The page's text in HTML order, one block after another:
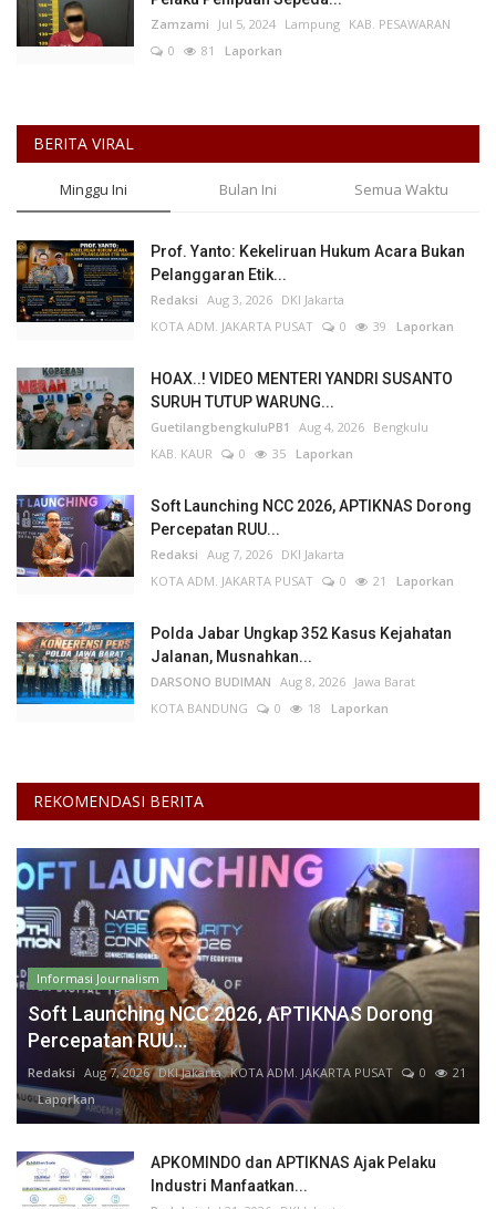
Zamzami Jul 5, 2024 Lampung KAB. PESAWARAN
0
81 Laporkan
BERITA VIRAL
Minggu Ini Bulan Ini Semua Waktu
Prof. Yanto: Kekeliruan Hukum Acara Bukan
Pelanggaran Etik...
Redaksi Aug 3, 2026 DKI Jakarta
KOTA ADM. JAKARTA PUSAT
0 39 Laporkan
HOAX..! VIDEO MENTERI YANDRI SUSANTO
SURUH TUTUP WARUNG...
GuetilangbengkuluPB1 Aug 4, 2026 Bengkulu
KAB. KAUR
0 35 Laporkan
Soft Launching NCC 2026, APTIKNAS Dorong
Percepatan RUU...
Redaksi Aug 7, 2026 DKI Jakarta
KOTA ADM. JAKARTA PUSAT
0 21 Laporkan
Polda Jabar Ungkap 352 Kasus Kejahatan
Jalanan, Musnahkan...
DARSONO BUDIMAN Aug 8, 2026 Jawa Barat
KOTA BANDUNG
0 18 Laporkan
REKOMENDASI BERITA
Informasi Journalism
Soft Launching NCC 2026, APTIKNAS Dorong
Percepatan RUU...
Redaksi Aug 7, 2026 DKI Jakarta KOTA ADM. JAKARTA PUSAT 0
21
Laporkan
APKOMINDO dan APTIKNAS Ajak Pelaku
Industri Manfaatkan...